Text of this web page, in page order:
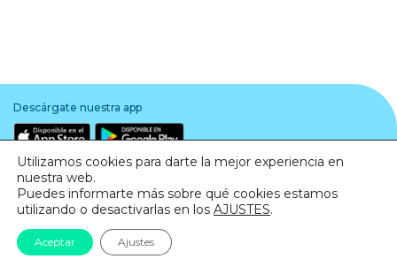
© Todos los derechos reservados. Barnasud 2020
Aviso legal· Política de Privacidad·Política de Cookies
Descárgate nuestra app
Utilizamos cookies para darte la mejor experiencia en
nuestra web.
Puedes informarte más sobre qué cookies estamos
utilizando o desactivarlas en los AJUSTES.
Aceptar Ajustes